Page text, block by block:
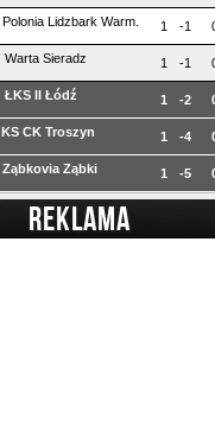
Polonia Lidzbark Warm. 1 -1
Warta Sieradz 1 -1
ŁKS II Łódź 1 -2
KS CK Troszyn 1 -4
Ząbkovia Ząbki 1 -5
REKLAMA